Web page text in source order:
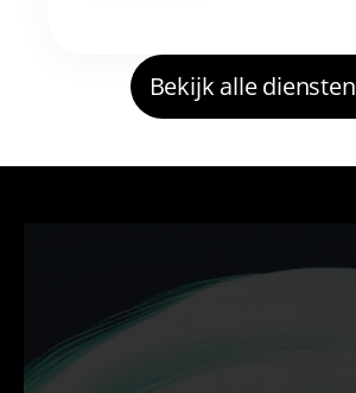
Bekijk alle diensten